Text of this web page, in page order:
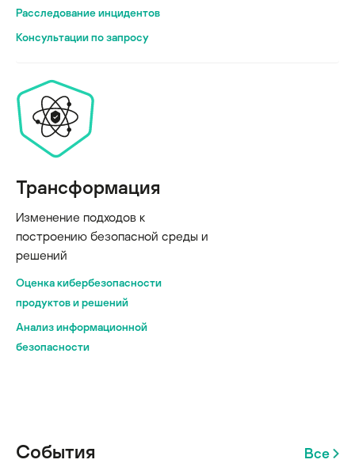
Расследование инцидентов
Консультации по запросу
Трансформация
Изменение подходов к
построению безопасной среды и
решений
Оценка кибербезопасности
продуктов и решений
Анализ информационной
безопасности
События Все